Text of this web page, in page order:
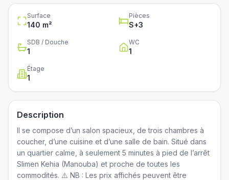
Surface
140 m²
Pièces
S+3
SDB / Douche
1
WC
1
Étage
1
Description
Il se compose d’un salon spacieux, de trois chambres à
coucher, d’une cuisine et d’une salle de bain. Situé dans
un quartier calme, à seulement 5 minutes à pied de l’arrêt
Slimen Kehia (Manouba) et proche de toutes les
commodités. ⚠️ NB : Les prix affichés peuvent être